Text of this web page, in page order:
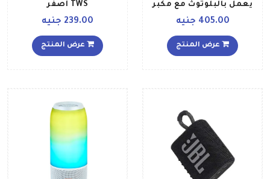
يعمل بالبلوتوث مع مكبر
صوت جراموفون يدعم
بني
405.00 جنيه
عرض المنتج
TWS أصفر
239.00 جنيه
عرض المنتج